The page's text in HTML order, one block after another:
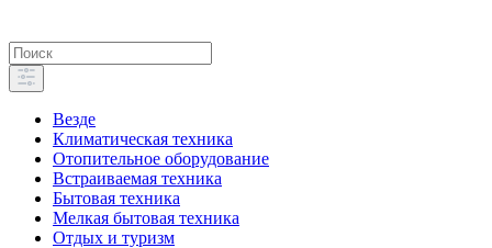
Везде
Климатическая техника
Отопительное оборудование
Встраиваемая техника
Бытовая техника
Мелкая бытовая техника
Отдых и туризм